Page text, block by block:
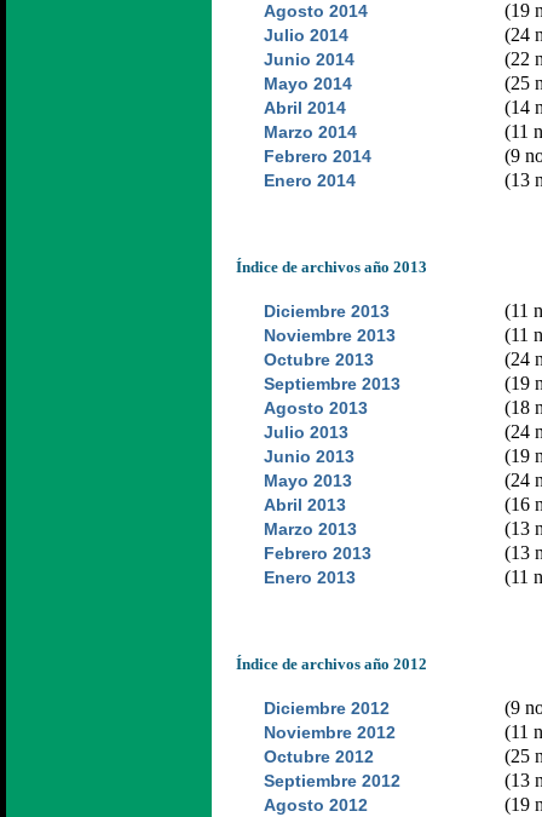
Agosto 2014 (19
Julio 2014 (24
Junio 2014 (22
Mayo 2014 (25
Abril 2014 (14
Marzo 2014 (11
Febrero 2014 (9
Enero 2014 (13
Índice de archivos año 2013
Diciembre 2013 (11
Noviembre 2013 (11
Octubre 2013 (24
Septiembre 2013 (19
Agosto 2013 (18
Julio 2013 (24
Junio 2013 (19
Mayo 2013 (24
Abril 2013 (16
Marzo 2013 (13
Febrero 2013 (13
Enero 2013 (11
Índice de archivos año 2012
Diciembre 2012 (9
Noviembre 2012 (11
Octubre 2012 (25
Septiembre 2012 (13
Agosto 2012 (19